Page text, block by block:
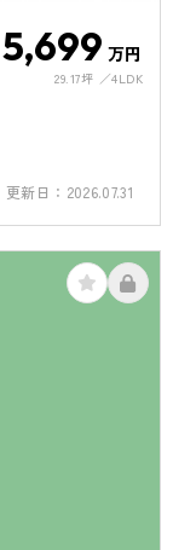
5,699 万円
29.17坪 4LDK
更新日： 2026.07.31